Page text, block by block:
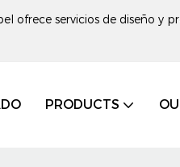
ofrece servicios de diseño y
PRODUCTS